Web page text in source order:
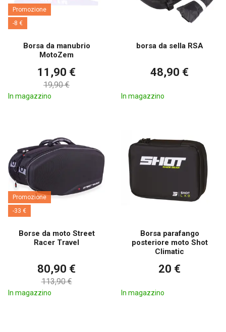
Promozione
-8 €
Borsa da manubrio
MotoZem
11,90 €
19,90 €
In magazzino
borsa da sella RSA
48,90 €
In magazzino
Promozione
-33 €
Borse da moto Street
Racer Travel
80,90 €
113,90 €
In magazzino
Borsa parafango
posteriore moto Shot
Climatic
20 €
In magazzino